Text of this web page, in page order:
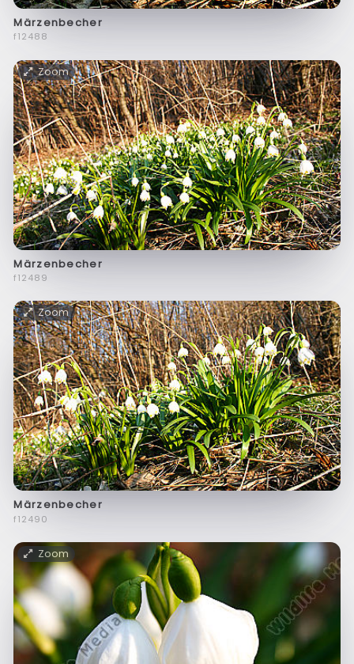
Märzenbecher
f12488
Zoom
Märzenbecher
f12489
Zoom
Märzenbecher
f12490
Zoom